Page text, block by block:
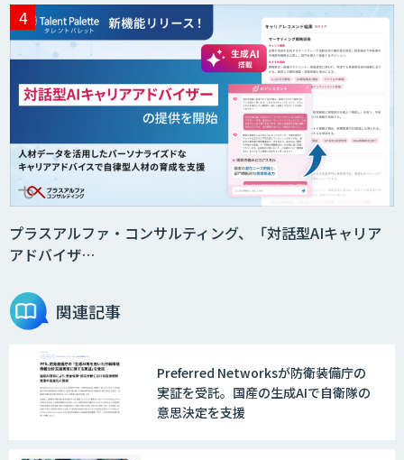
Smart Search
法人向けAIエージェント「OfficeAI社
2層ナレッジ×AIで顧客コミュニケーシ
ョンを効率化「ZEROCK」
戦略策定から実装まで一気通貫のAIエー
ジェント開発
プラスアルファ・コンサルティング、「対話型AIキャリア
アドバイザ…
関連記事
Preferred Networksが防衛装備庁の
実証を受託。国産の生成AIで自衛隊の
意思決定を支援